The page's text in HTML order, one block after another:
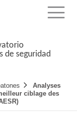
Menu
de seguridad
Analyses
ciblage des